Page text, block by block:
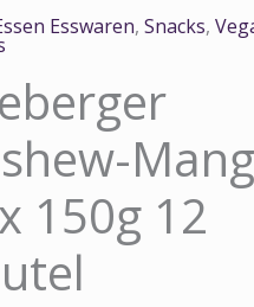
Esswaren,Snacks,
150g 12